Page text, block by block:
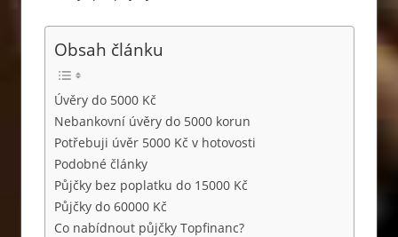
Obsah článku
Úvěry do 5000 Kč
Nebankovní úvěry do 5000 korun
Potřebuji úvěr 5000 Kč v hotovosti
Podobné články
Půjčky bez poplatku do 15000 Kč
Půjčky do 60000 Kč
Co nabídnout půjčky Topfinanc?